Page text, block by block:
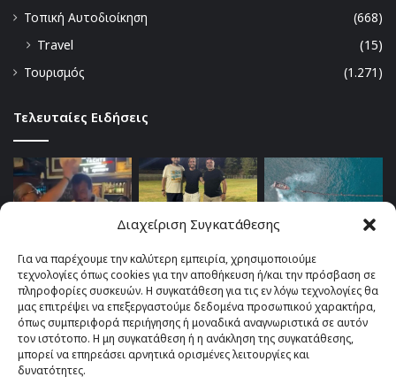
Διαχείριση Συγκατάθεσης
Για να παρέχουμε την καλύτερη εμπειρία, χρησιμοποιούμε
τεχνολογίες όπως cookies για την αποθήκευση ή/και την πρόσβαση σε
πληροφορίες συσκευών. Η συγκατάθεση για τις εν λόγω τεχνολογίες θα
μας επιτρέψει να επεξεργαστούμε δεδομένα προσωπικού χαρακτήρα,
όπως συμπεριφορά περιήγησης ή μοναδικά αναγνωριστικά σε αυτόν
τον ιστότοπο. Η μη συγκατάθεση ή η ανάκληση της συγκατάθεσης,
μπορεί να επηρεάσει αρνητικά ορισμένες λειτουργίες και
δυνατότητες.
Τοπική Αυτοδιοίκηση
(668)
Travel
(15)
Τουρισμός
(1.271)
Τελευταίες Ειδήσεις